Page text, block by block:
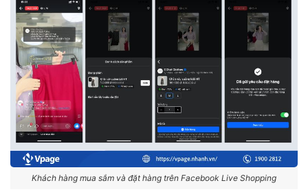
Khách hàng mua sắm và đặt hàng trên Facebook Live Shopping